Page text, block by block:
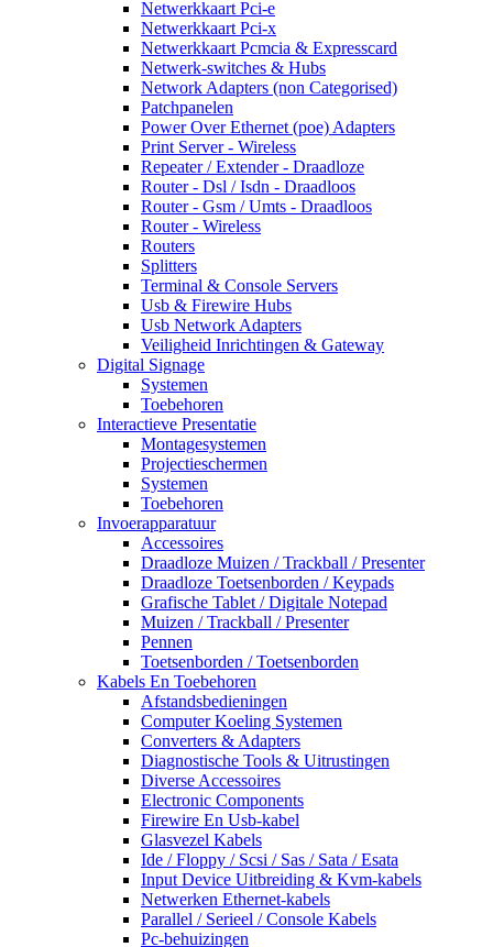
Netwerkkaart Pci-e
Netwerkkaart Pci-x
Netwerkkaart Pcmcia & Expresscard
Netwerk-switches & Hubs
Network Adapters (non Categorised)
Patchpanelen
Power Over Ethernet (poe) Adapters
Print Server - Wireless
Repeater / Extender - Draadloze
Router - Dsl / Isdn - Draadloos
Router - Gsm / Umts - Draadloos
Router - Wireless
Routers
Splitters
Terminal & Console Servers
Usb & Firewire Hubs
Usb Network Adapters
Veiligheid Inrichtingen & Gateway
Digital Signage
Systemen
Toebehoren
Interactieve Presentatie
Montagesystemen
Projectieschermen
Systemen
Toebehoren
Invoerapparatuur
Accessoires
Draadloze Muizen / Trackball / Presenter
Draadloze Toetsenborden / Keypads
Grafische Tablet / Digitale Notepad
Muizen / Trackball / Presenter
Pennen
Toetsenborden / Toetsenborden
Kabels En Toebehoren
Afstandsbedieningen
Computer Koeling Systemen
Converters & Adapters
Diagnostische Tools & Uitrustingen
Diverse Accessoires
Electronic Components
Firewire En Usb-kabel
Glasvezel Kabels
Ide / Floppy / Scsi / Sas / Sata / Esata
Input Device Uitbreiding & Kvm-kabels
Netwerken Ethernet-kabels
Parallel / Serieel / Console Kabels
Pc-behuizingen